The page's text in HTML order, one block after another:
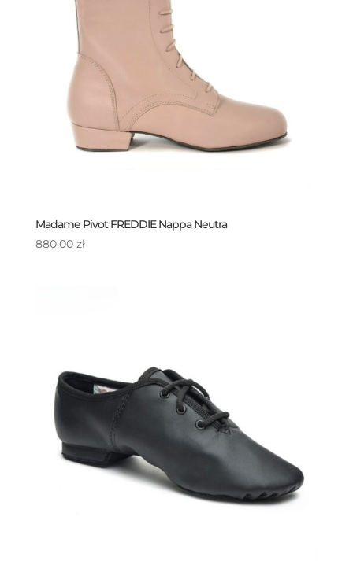
Madame Pivot FREDDIE Nappa Neutra
880,00 zł